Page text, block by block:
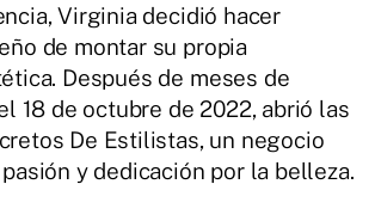
Virginia decidió hacer
de montar su propia
Después de meses de
18 de octubre de 2022, abrió las
De Estilistas, un negocio
y dedicación por la belleza.